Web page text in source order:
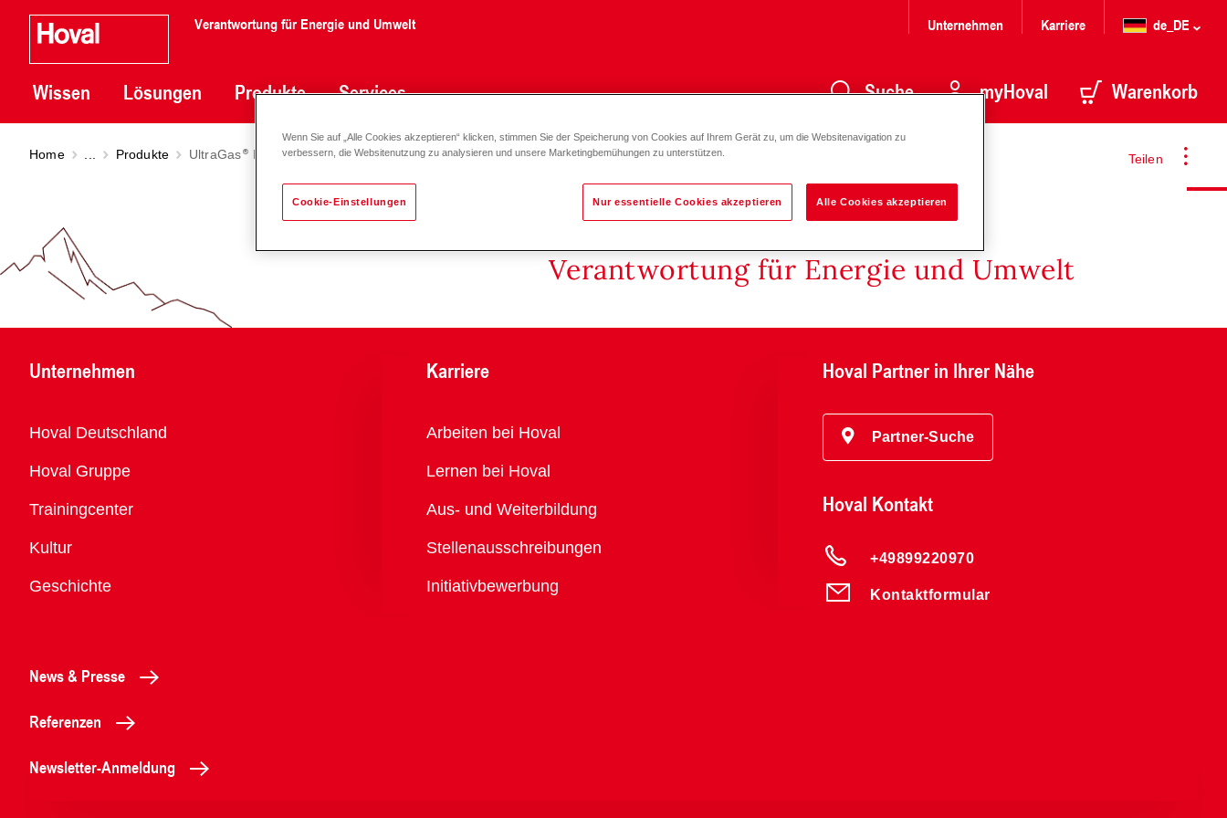
Verantwortung für Energie und Umwelt
Wissen Lösungen Produkte Services
Unternehmen Karriere de_DE
Suche myHoval Warenkorb
Teilen
Home Produkte UltraGas D (1000)
Verantwortung für Energie und Umwelt
Unternehmen
Übersicht
Hoval Deutschland
Hoval Gruppe
Trainingcenter
Kultur
Geschichte
Karriere
Übersicht
Arbeiten bei Hoval
Lernen bei Hoval
Aus- und Weiterbildung
Stellenausschreibungen
Initiativbewerbung
Hoval Partner in Ihrer Nähe
Partner-Suche
Hoval Kontakt
+49899220970
Kontaktformular
News & Presse
Referenzen
Newsletter-Anmeldung
Wenn Sie auf „Alle Cookies akzeptieren“ klicken, stimmen Sie der Speicherung von Cookies auf Ihrem Gerät zu, um die Websitenavigation zu
verbessern, die Websitenutzung zu analysieren und unsere Marketingbemühungen zu unterstützen.
Cookie-Einstellungen Nur essentielle Cookies akzeptieren Alle Cookies akzeptieren